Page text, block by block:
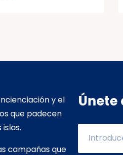
y el
que padecen
campañas que